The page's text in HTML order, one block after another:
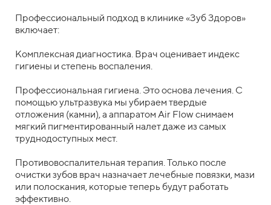
Профессиональный подход в клинике «Зуб Здоров»
включает:
Комплексная диагностика. Врач оценивает индекс
гигиены и степень воспаления.
Профессиональная гигиена. Это основа лечения. С
помощью ультразвука мы убираем твердые
отложения (камни), а аппаратом Air Flow снимаем
мягкий пигментированный налет даже из самых
труднодоступных мест.
Противовоспалительная терапия. Только после
очистки зубов врач назначает лечебные повязки, мази
или полоскания, которые теперь будут работать
эффективно.